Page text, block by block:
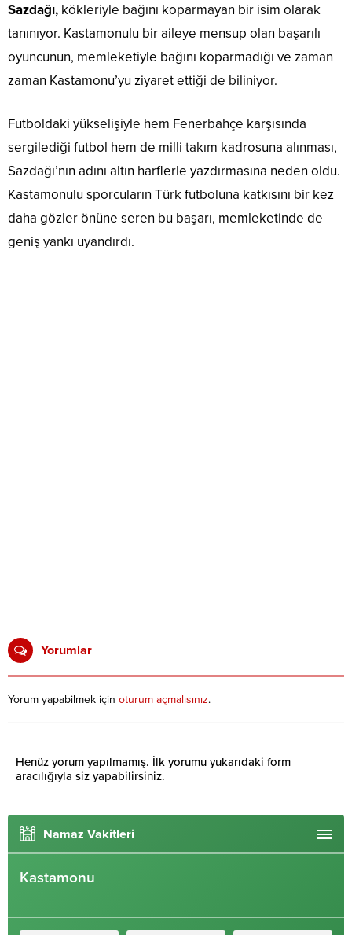
Sazdağı, kökleriyle bağını koparmayan bir isim olarak
tanınıyor. Kastamonulu bir aileye mensup olan başarılı
oyuncunun, memleketiyle bağını koparmadığı ve zaman
zaman Kastamonu’yu ziyaret ettiği de biliniyor.
Futboldaki yükselişiyle hem Fenerbahçe karşısında
sergilediği futbol hem de milli takım kadrosuna alınması,
Sazdağı’nın adını altın harflerle yazdırmasına neden oldu.
Kastamonulu sporcuların Türk futboluna katkısını bir kez
daha gözler önüne seren bu başarı, memleketinde de
geniş yankı uyandırdı.
Yorumlar
Yorum yapabilmek için oturum açmalısınız.
Henüz yorum yapılmamış. İlk yorumu yukarıdaki form
aracılığıyla siz yapabilirsiniz.
Namaz Vakitleri
Kastamonu